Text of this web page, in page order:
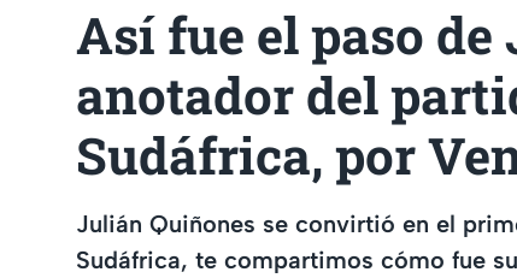
Así fue el paso
anotador del
Sudáfrica, por
Julián Quiñones se convirtió en el
Sudáfrica, te compartimos cómo fue